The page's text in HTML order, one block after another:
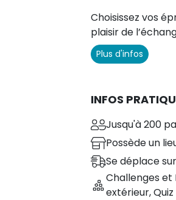
Choisissez vos
plaisir de
rencontre un
Rodéo
Plus d'infos
INFOS
Jusqu'à 200
Possède un
Se déplace
Challenges et
extérieur,Quiz